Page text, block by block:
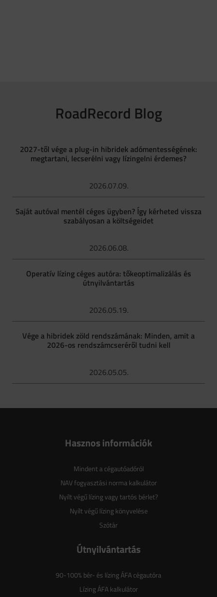
RoadRecord Blog
2027-től vége a plug-in hibridek adómentességének:
megtartani, lecserélni vagy lízingelni érdemes?
2026.07.09.
Saját autóval mentél céges ügyben? Így kérheted vissza
szabályosan a költségeidet
2026.06.08.
Operatív lízing céges autóra: tőkeoptimalizálás és
útnyilvántartás
2026.05.19.
Vége a hibridek zöld rendszámának: Minden, amit a
2026-os rendszámcseréről tudni kell
2026.05.05.
Hasznos információk
Mindent a cégautóadóról
NAV fogyasztási norma kalkulátor
Nyílt végű lízing vagy tartós bérlet?
Nyílt végű lízing könyvelése
Szótár
Útnyilvántartás
90-100% bér- és lízing ÁFA cégautóra
Lízing ÁFA kalkulátor